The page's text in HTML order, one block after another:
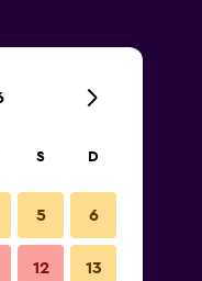
S D
5 6
12 13